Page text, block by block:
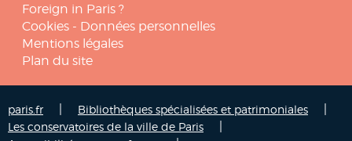
Foreign in Paris ?
Cookies - Données personnelles
Mentions légales
Plan du site
paris.fr Bibliothèques spécialisées et patrimoniales
Les conservatoires de la ville de Paris